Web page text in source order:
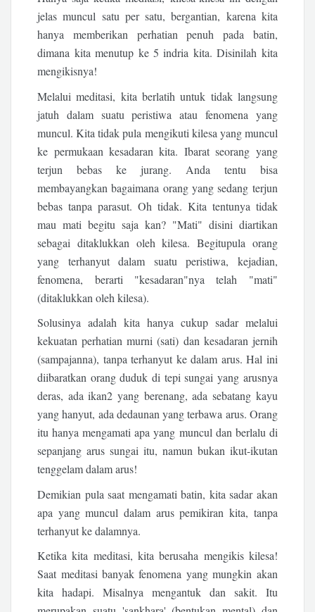
jelas muncul satu per satu, bergantian, karena kita
hanya memberikan perhatian penuh pada batin,
dimana kita menutup ke 5 indria kita. Disinilah kita
mengikisnya!
Melalui meditasi, kita berlatih untuk tidak langsung
jatuh dalam suatu peristiwa atau fenomena yang
muncul. Kita tidak pula mengikuti kilesa yang muncul
ke permukaan kesadaran kita. Ibarat seorang yang
terjun bebas ke jurang. Anda tentu bisa
membayangkan bagaimana orang yang sedang terjun
bebas tanpa parasut. Oh tidak. Kita tentunya tidak
mau mati begitu saja kan? "Mati" disini diartikan
sebagai ditaklukkan oleh kilesa. Begitupula orang
yang terhanyut dalam suatu peristiwa, kejadian,
fenomena, berarti "kesadaran"nya telah "mati"
(ditaklukkan oleh kilesa).
Solusinya adalah kita hanya cukup sadar melalui
kekuatan perhatian murni (sati) dan kesadaran jernih
(sampajanna), tanpa terhanyut ke dalam arus. Hal ini
diibaratkan orang duduk di tepi sungai yang arusnya
deras, ada ikan2 yang berenang, ada sebatang kayu
yang hanyut, ada dedaunan yang terbawa arus. Orang
itu hanya mengamati apa yang muncul dan berlalu di
sepanjang arus sungai itu, namun bukan ikut-ikutan
tenggelam dalam arus!
Demikian pula saat mengamati batin, kita sadar akan
apa yang muncul dalam arus pemikiran kita, tanpa
terhanyut ke dalamnya.
Ketika kita meditasi, kita berusaha mengikis kilesa!
Saat meditasi banyak fenomena yang mungkin akan
kita hadapi. Misalnya mengantuk dan sakit. Itu